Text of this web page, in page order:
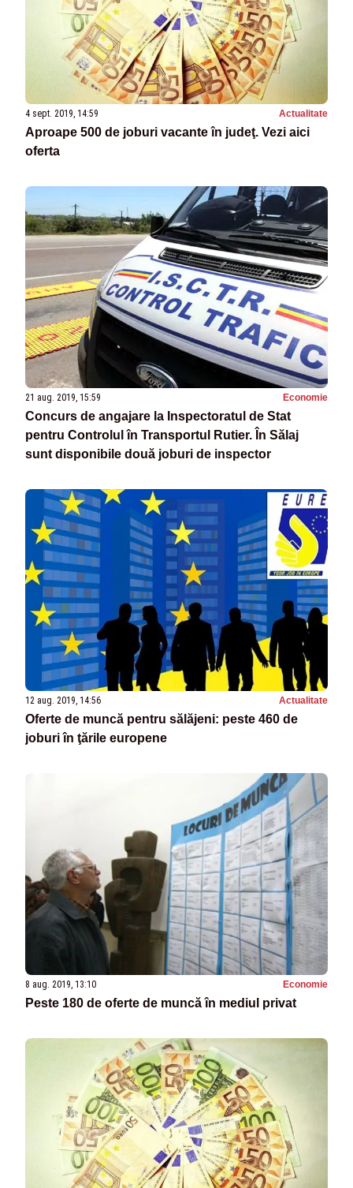
4 sept. 2019, 14:59 Actualitate
Aproape 500 de joburi vacante în judeţ. Vezi aici
oferta
21 aug. 2019, 15:59 Economie
Concurs de angajare la Inspectoratul de Stat
pentru Controlul în Transportul Rutier. În Sălaj
sunt disponibile două joburi de inspector
12 aug. 2019, 14:56 Actualitate
Oferte de muncă pentru sălăjeni: peste 460 de
joburi în ţările europene
8 aug. 2019, 13:10 Economie
Peste 180 de oferte de muncă în mediul privat